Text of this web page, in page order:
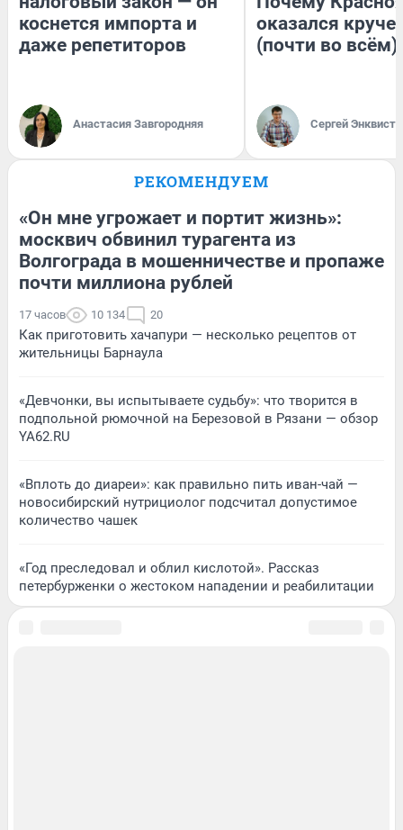
коснется импорта и
даже репетиторов
Анастасия Завгородняя
оказался
(почти во всём)
Сергей Энквист
РЕКОМЕНДУЕМ
«Он мне угрожает и портит жизнь»:
москвич обвинил турагента из
Волгограда в мошенничестве и пропаже
почти миллиона рублей
17 часов 10 134 20
Как приготовить хачапури — несколько рецептов от
жительницы Барнаула
«Девчонки, вы испытываете судьбу»: что творится в
подпольной рюмочной на Березовой в Рязани — обзор
YA62.RU
«Вплоть до диареи»: как правильно пить иван-чай —
новосибирский нутрициолог подсчитал допустимое
количество чашек
«Год преследовал и облил кислотой». Рассказ
петербурженки о жестоком нападении и реабилитации